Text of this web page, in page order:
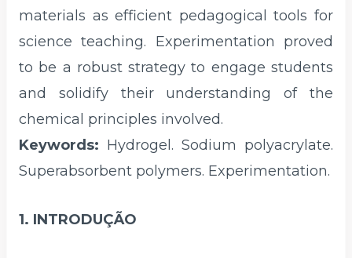
materials as efficient pedagogical tools for
science teaching. Experimentation proved
to be a robust strategy to engage students
and solidify their understanding of the
chemical principles involved.
Keywords: Hydrogel. Sodium polyacrylate.
Superabsorbent polymers. Experimentation.
1. INTRODUÇÃO